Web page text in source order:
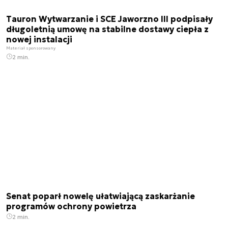
Tauron Wytwarzanie i SCE Jaworzno III podpisały
długoletnią umowę na stabilne dostawy ciepła z
nowej instalacji
Materiał sponsorowany
2 min.
Senat poparł nowelę ułatwiającą zaskarżanie
programów ochrony powietrza
2 min.